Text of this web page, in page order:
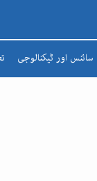
سائنس اور ٹیکنالوجی